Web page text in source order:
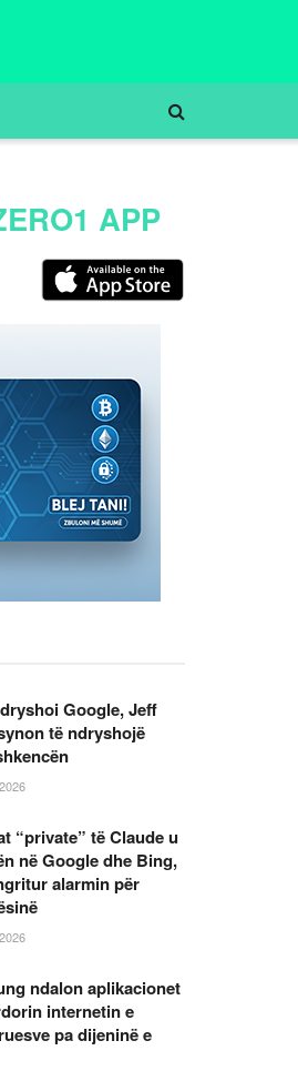
APP
Google, Jeff
të ndryshojë
“private” të Claude u
në Google dhe Bing,
alarmin për
ndalon aplikacionet
internetin e
pa dijeninë e